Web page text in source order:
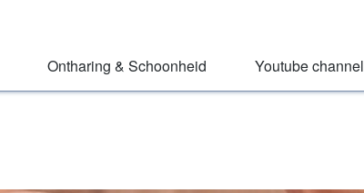
Ontharing & Schoonheid Youtube channel